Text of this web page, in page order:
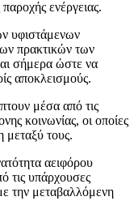
ενέργειας.
υφιστάμενων
πρακτικών των
σήμερα ώστε να
αποκλεισμούς.
μέσα από τις
κοινωνίας, οι οποίες
μεταξύ τους.
αειφόρου
τις υπάρχουσες
την μεταβαλλόμενη